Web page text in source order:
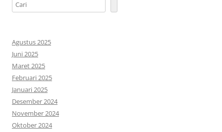
Agustus 2025
Juni 2025
Maret 2025
Februari 2025
Januari 2025
Desember 2024
November 2024
Oktober 2024